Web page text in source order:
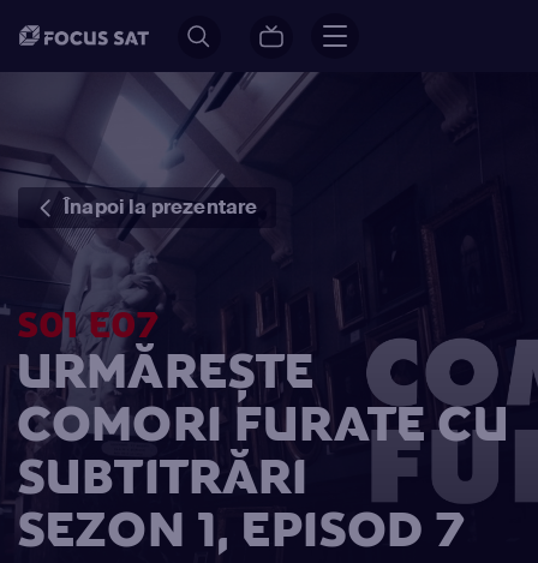
Înapoi la prezentare
S01 E07
URMĂREȘTE
COMORI FURATE CU
SUBTITRĂRI
SEZON 1, EPISOD 7